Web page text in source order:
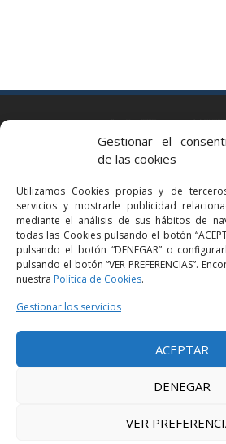
Gestionar el
de las cookies
Utilizamos Cookies propias y de
servicios y mostrarle publicidad
mediante el análisis de sus hábitos de
todas las Cookies pulsando el botón
pulsando el botón “DENEGAR” o
pulsando el botón “VER PREFERENCIAS”.
nuestra Política de Cookies.
Gestionar los servicios
ACEPTAR
DENEGAR
VER
Via Augusta 2 bis, 3º, 08006
bcn@bellavistalegal.eu
GRANOLLERS
C/ Sant Jaume, 16 1r, 08401
+34 93 860 39 60
grn@bellavistalegal.eu
MADRID
+34 91 431 98 21 | +34 91 431
mad@bellavistalegal.eu
© 2016 Bellavista Legal - Todos los derechos